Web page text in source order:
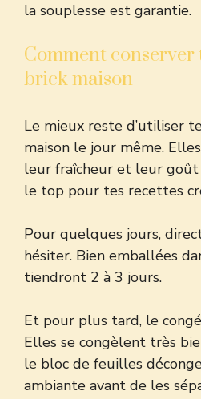
la souplesse est garantie.
Comment conserver
brick maison
Le mieux reste d’utiliser
maison le jour même.
leur fraîcheur et leur goût
le top pour tes recettes
Pour quelques jours,
hésiter. Bien emballées
tiendront 2 à 3 jours.
Et pour plus tard, le
Elles se congèlent très
le bloc de feuilles
ambiante avant de les